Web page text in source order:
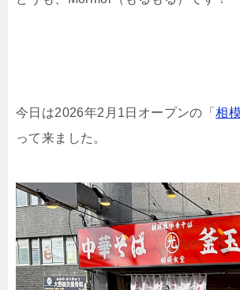
今日は2026年2月1日オープンの 「相
って来ました。